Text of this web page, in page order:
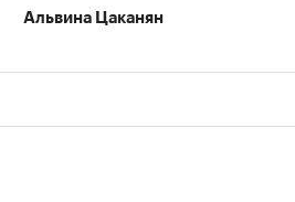
Альвина Цаканян